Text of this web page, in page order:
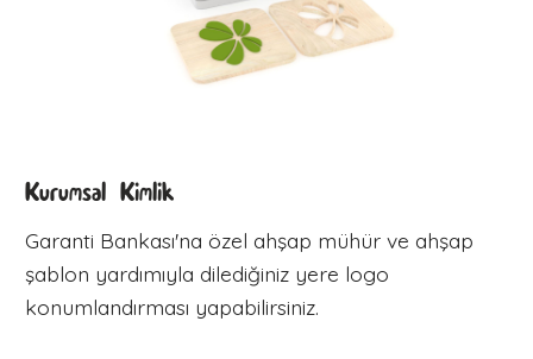
Kurumsal Kimlik
Garanti Bankası'na özel ahşap mühür ve ahşap
şablon yardımıyla dilediğiniz yere logo
konumlandırması yapabilirsiniz.